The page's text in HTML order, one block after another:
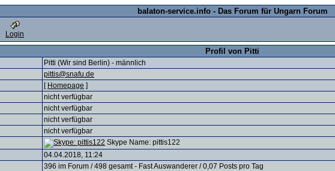
balaton-service.info - Das Forum für Ungarn Forum
Login
Profil von Pitti
Pitti (Wir sind Berlin) - männlich
pittis@snafu.de
[ Homepage ]
nicht verfügbar
nicht verfügbar
nicht verfügbar
nicht verfügbar
Skype Name: pittis122
04.04.2018, 11:24
396 im Forum / 498 gesamt - Fast Auswanderer / 0,07 Posts pro Tag